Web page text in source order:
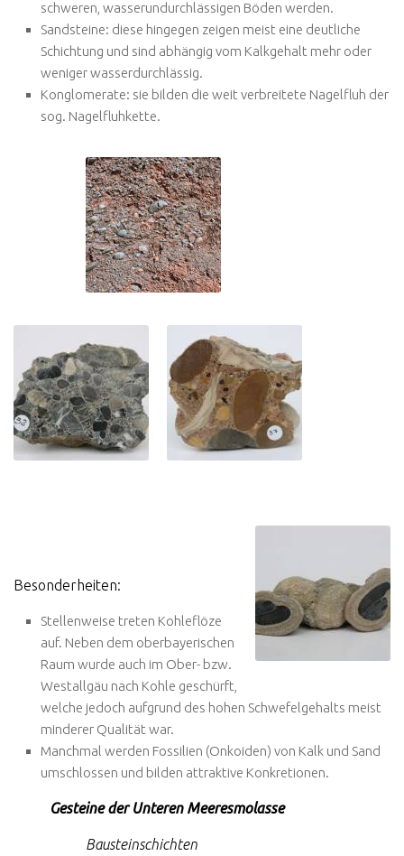
schweren, wasserundurchlässigen Böden werden.
Sandsteine: diese hingegen zeigen meist eine deutliche
Schichtung und sind abhängig vom Kalkgehalt mehr oder
weniger wasserdurchlässig.
Konglomerate: sie bilden die weit verbreitete Nagelfluh der
sog. Nagelfluhkette.
Besonderheiten:
Stellenweise treten Kohleflöze
auf. Neben dem oberbayerischen
Raum wurde auch im Ober- bzw.
Westallgäu nach Kohle geschürft,
welche jedoch aufgrund des hohen Schwefelgehalts meist
minderer Qualität war.
Manchmal werden Fossilien (Onkoiden) von Kalk und Sand
umschlossen und bilden attraktive Konkretionen.
Gesteine der Unteren Meeresmolasse
Bausteinschichten